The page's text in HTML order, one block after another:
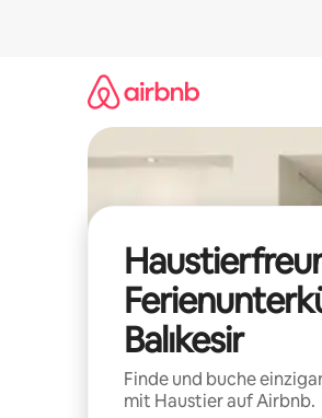
Balıkesir
Finde und buche
mit Haustier auf Airbnb.